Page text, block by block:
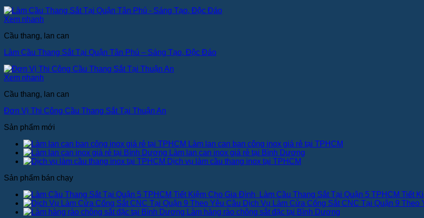
Xem nhanh
Cầu thang, lan can
Làm Cầu Thang Sắt Tại Quận Tân Phú – Sáng Tạo, Độc Đáo
Xem nhanh
Cầu thang, lan can
Đơn Vị Thi Công Cầu Thang Sắt Tại Thuận An
Sản phẩm mới
Làm lan can ban công inox giá rẻ tại TPHCM
Làm lan can inox giá rẻ tại Bình Dương
Dịch vụ làm cầu thang inox tại TPHCM
Sản phẩm bán chạy
Làm Cầu Thang Sắt Tại Quận 5 TPHCM Tiết
Dịch Vụ Làm Cửa Cổng Sắt CNC Tại Quận 9 Theo
Làm hàng rào chông sắt đặc tại Bình Dương